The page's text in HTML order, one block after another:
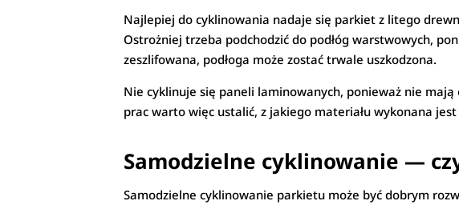
Najlepiej do cyklinowania nadaje się parkiet z litego
Ostrożniej trzeba podchodzić do podłóg warstwowych,
zeszlifowana, podłoga może zostać trwale uszkodzona.
Nie cyklinuje się paneli laminowanych, ponieważ nie
prac warto więc ustalić, z jakiego materiału wykonana
Samodzielne cyklinowanie —
Samodzielne cyklinowanie parkietu może być dobrym